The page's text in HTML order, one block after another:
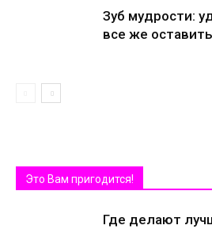
Зуб мудрости:
все же
Это Вам пригодится!
Где делают